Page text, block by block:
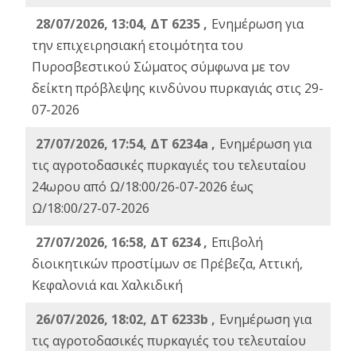
28/07/2026, 13:04, ΔΤ 6235 , Ενημέρωση για
την επιχειρησιακή ετοιμότητα του
Πυροσβεστικού Σώματος σύμφωνα με τον
δείκτη πρόβλεψης κινδύνου πυρκαγιάς στις 29-
07-2026
27/07/2026, 17:54, ΔΤ 6234a , Ενημέρωση για
τις αγροτοδασικές πυρκαγιές του τελευταίου
24ωρου από Ω/18:00/26-07-2026 έως
Ω/18:00/27-07-2026
27/07/2026, 16:58, ΔΤ 6234 , Eπιβολή
διοικητικών προστίμων σε Πρέβεζα, Αττική,
Κεφαλονιά και Χαλκιδική
26/07/2026, 18:02, ΔΤ 6233b , Ενημέρωση για
τις αγροτοδασικές πυρκαγιές του τελευταίου